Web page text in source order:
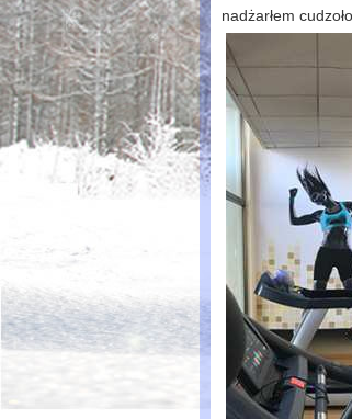
nadżarłem